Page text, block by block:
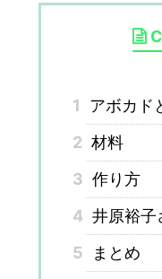
1
アボカド
2 材料
3 作り方
4 井原裕子
5
まとめ